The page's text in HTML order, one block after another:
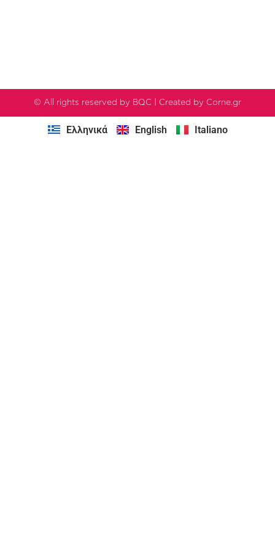
© All rights reserved by BQC | Created by Corne.gr
Ελληνικά English Italiano